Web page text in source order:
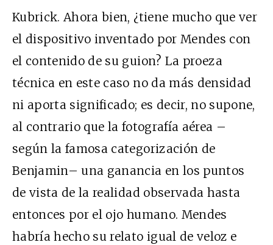
Kubrick. Ahora bien, ¿tiene mucho que ver
el dispositivo inventado por Mendes con
el contenido de su guion? La proeza
técnica en este caso no da más densidad
ni aporta significado; es decir, no supone,
al contrario que la fotografía aérea –
según la famosa categorización de
Benjamin– una ganancia en los puntos
de vista de la realidad observada hasta
entonces por el ojo humano. Mendes
habría hecho su relato igual de veloz e